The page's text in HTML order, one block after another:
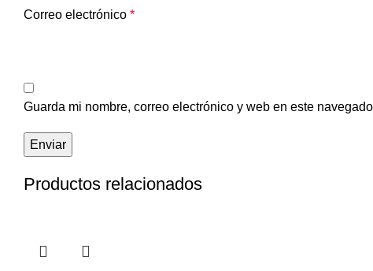
Correo electrónico *
Guarda mi nombre, correo electrónico y web en este
Productos relacionados